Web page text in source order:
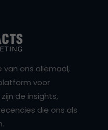
ons allemaal,
voor
de insights,
die ons als